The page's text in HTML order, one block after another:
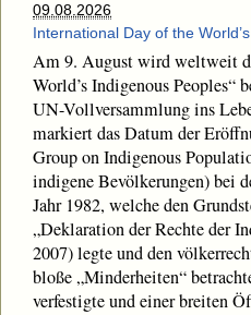
09.08.2026
International Day of the
Am 9. August wird weltweit
World’s Indigenous Peoples“
UN-Vollversammlung ins
markiert das Datum der
Group on Indigenous
indigene Bevölkerungen) bei
Jahr 1982, welche den
„Deklaration der Rechte der
2007) legte und den
bloße „Minderheiten“
verfestigte und einer breiten